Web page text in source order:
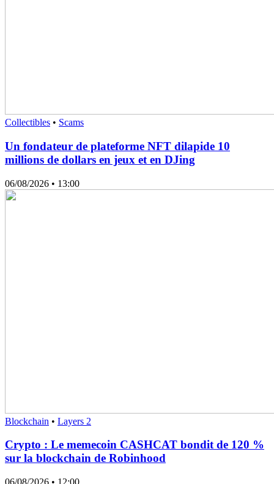
Collectibles • Scams
Un fondateur de plateforme NFT dilapide 10
millions de dollars en jeux et en DJing
06/08/2026 • 13:00
Blockchain • Layers 2
Crypto : Le memecoin CASHCAT bondit de 120 %
sur la blockchain de Robinhood
06/08/2026 • 12:00